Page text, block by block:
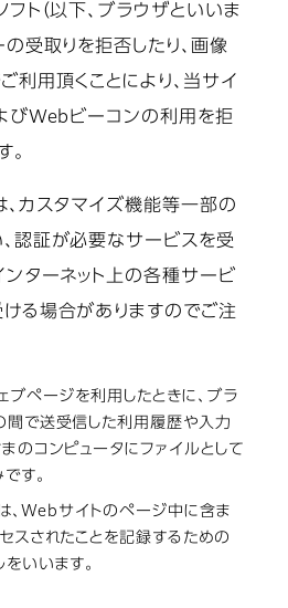
ト（以下、ブラウザといいま
の受取りを拒否したり、画像
利用頂くことにより、当サイ
びWebビーコンの利用を拒
。
、カスタマイズ機能等一部の
認証が必要なサービスを受
ンターネット上の各種サービ
る場合がありますのでご注
ブページを利用したときに、ブラ
間で送受信した利用履歴や入力
のコンピュータにファイルとして
す。
、Webサイトのページ中に含ま
スされたことを記録するための
いいます。